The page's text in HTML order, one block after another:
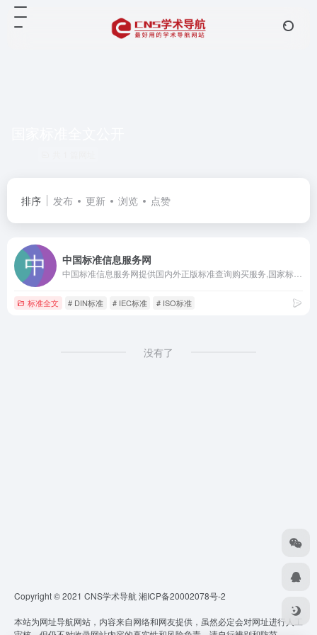
排序 发布 更新 浏览 点赞
中国标准信息服务网
标准全文 # DIN标准 # IEC标准 # ISO标准
没有了
Copyright © 2021 CNS学术导航湘ICP备20002078号-2
本站为网址导航网站，内容来自网络和网友提供，虽然必定会对网址进行人工